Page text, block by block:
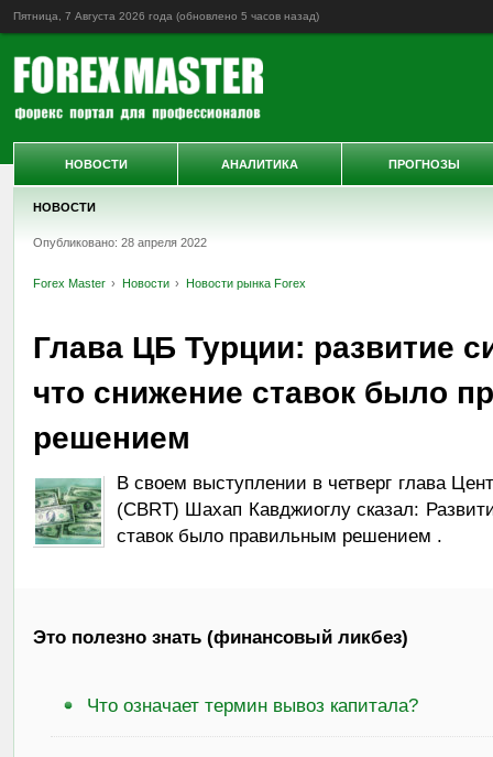
Пятница, 7 Августа 2026 года (обновлено 5 часов назад)
НОВОСТИ
Опубликовано: 28 апреля 2022
Forex Master Новости Новости рынка Forex
Глава ЦБ Турции: развитие
что снижение ставок было
решением
В своем выступлении в четверг глава
(CBRT) Шахап Кавджиоглу сказал:
ставок было правильным решением .
Это полезно знать (финансовый ликбез)
Что означает термин вывоз капитала?
НОВОСТИ АНАЛИТИКА ПРОГНОЗЫ